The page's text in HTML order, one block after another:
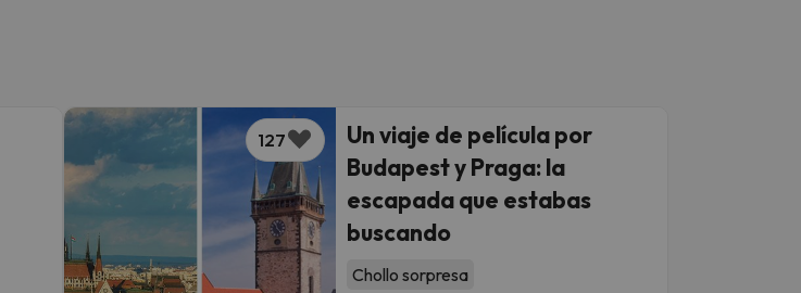
127
Un viaje de película por
Budapest y Praga: la
escapada que estabas
buscando
Chollo sorpresa